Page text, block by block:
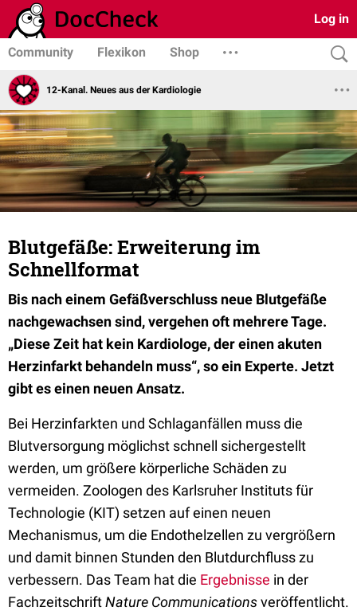
Log in
Community Flexikon Shop
12-Kanal. Neues aus der Kardiologie
Blutgefäße: Erweiterung im
Schnellformat
Bis nach einem Gefäßverschluss neue Blutgefäße
nachgewachsen sind, vergehen oft mehrere Tage.
„Diese Zeit hat kein Kardiologe, der einen akuten
Herzinfarkt behandeln muss“, so ein Experte. Jetzt
gibt es einen neuen Ansatz.
Bei Herzinfarkten und Schlaganfällen muss die
Blutversorgung möglichst schnell sichergestellt
werden, um größere körperliche Schäden zu
vermeiden. Zoologen des Karlsruher Instituts für
Technologie (KIT) setzen auf einen neuen
Mechanismus, um die Endothelzellen zu vergrößern
und damit binnen Stunden den Blutdurchfluss zu
verbessern. Das Team hat die Ergebnisse in der
FachzeitschriftNature Communicationsveröffentlicht.